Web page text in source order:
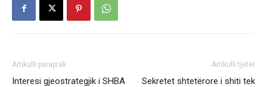
Artikulli paraprak
Interesi gjeostrategjik i SHBA
Artikulli tjetër
Sekretet shtetërore i shiti tek